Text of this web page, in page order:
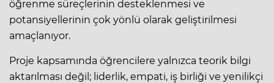
öğrenme süreçlerinin desteklenmesi ve
potansiyellerinin çok yönlü olarak geliştirilmesi
amaçlanıyor.
Proje kapsamında öğrencilere yalnızca teorik bilgi
aktarılması değil; liderlik, empati, iş birliği ve yenilikçi